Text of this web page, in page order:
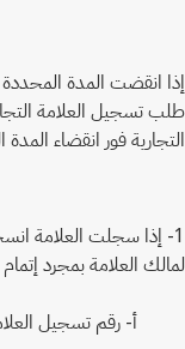
إذا انقضت المدة
طلب تسجيل العلامة
التجارية فور انقضاء
1- إذا سجلت العلامة
لمالك العلامة بمجرد
أ- رقم تسجيل